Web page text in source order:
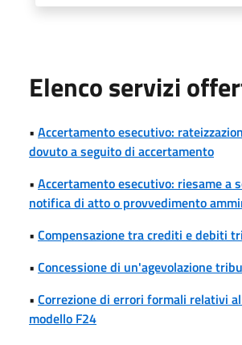
Elenco servizi
• Accertamento esecutivo:
dovuto a seguito di accertamento
• Accertamento esecutivo: riesame a
notifica di atto o provvedimento
• Compensazione tra crediti e debiti
• Concessione di un'agevolazione
• Correzione di errori formali relativi
modello F24